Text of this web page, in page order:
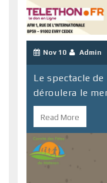
Nov 10 Admin
Le spectacle
déroulera le
Read More